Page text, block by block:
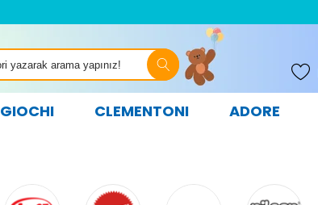
GIOCHI CLEMENTONI ADORE